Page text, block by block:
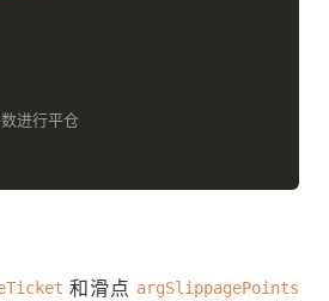
进行平仓
, closePrice, argSlippagePoints
和滑点 argSlippagePoints